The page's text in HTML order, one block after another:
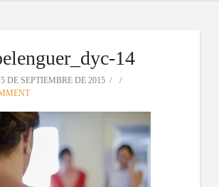
14
DE SEPTIEMBRE DE 2015